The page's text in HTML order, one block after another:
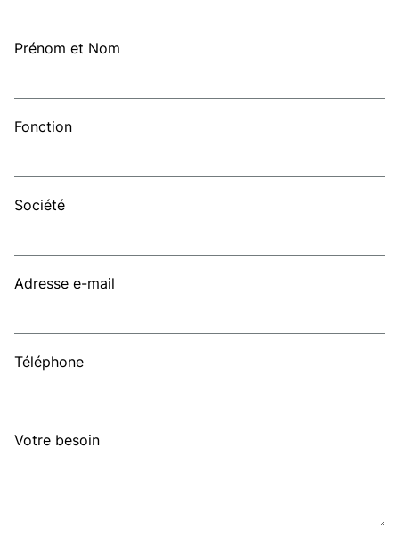
Prénom et Nom
Fonction
Société
Adresse e-mail
Téléphone
Votre besoin